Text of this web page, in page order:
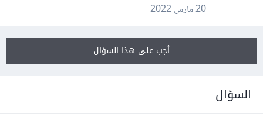
20 مارس 2022
أجب على هذا السؤال
السؤال